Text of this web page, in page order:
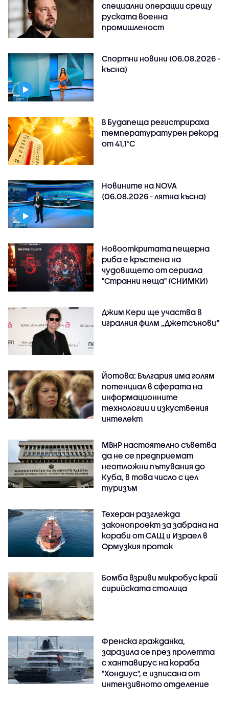
специални операции срещу
руската военна
промишленост
Спортни новини (06.08.2026 -
късна)
В Будапеща регистрираха
температуратурен рекорд
от 41,1°C
Новините на NOVA
(06.08.2026 - лятна късна)
Новооткритата пещерна
риба е кръстена на
чудовището от сериала
"Странни неща" (СНИМКИ)
Джим Кери ще участва в
игралния филм „Джетсънови“
Йотова: България има голям
потенциал в сферата на
информационните
технологии и изкуствения
интелект
МВнР настоятелно съветва
да не се предприемат
неотложни пътувания до
Куба, в това число с цел
туризъм
Техеран разглежда
законопроект за забрана на
кораби от САЩ и Израел в
Ормузкия проток
Бомба взриви микробус край
сирийската столица
Френска гражданка,
заразила се през пролетта
с хантавирус на кораба
"Хондиус", е изписана от
интензивното отделение